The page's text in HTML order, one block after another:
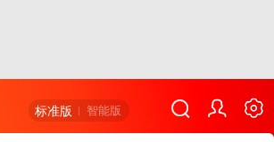
标准版 智能版